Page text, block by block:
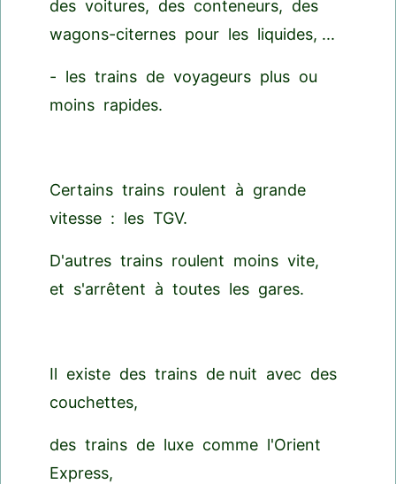
des voitures, des conteneurs, des
wagons-citernes pour les liquides, ...
- les trains de voyageurs plus ou
moins rapides.
Certains trains roulent à grande
vitesse : les TGV.
D'autres trains roulent moins vite,
et s'arrêtent à toutes les gares.
Il existe des trains de nuit avec des
couchettes,
des trains de luxe comme l'Orient
Express,